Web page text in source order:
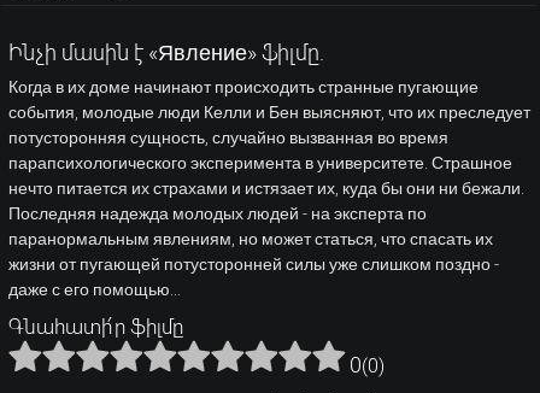
Ինչի մասին է «Явление» ֆիլմը.
Когда в их доме начинают происходить странные пугающие
события, молодые люди Келли и Бен выясняют, что их преследует
потусторонняя сущность, случайно вызванная во время
парапсихологического эксперимента в университете. Страшное
нечто питается их страхами и истязает их, куда бы они ни бежали.
Последняя надежда молодых людей - на эксперта по
паранормальным явлениям, но может статься, что спасать их
жизни от пугающей потусторонней силы уже слишком поздно -
даже с его помощью...
Գնահատի՛ր ֆիլմը
0(0)